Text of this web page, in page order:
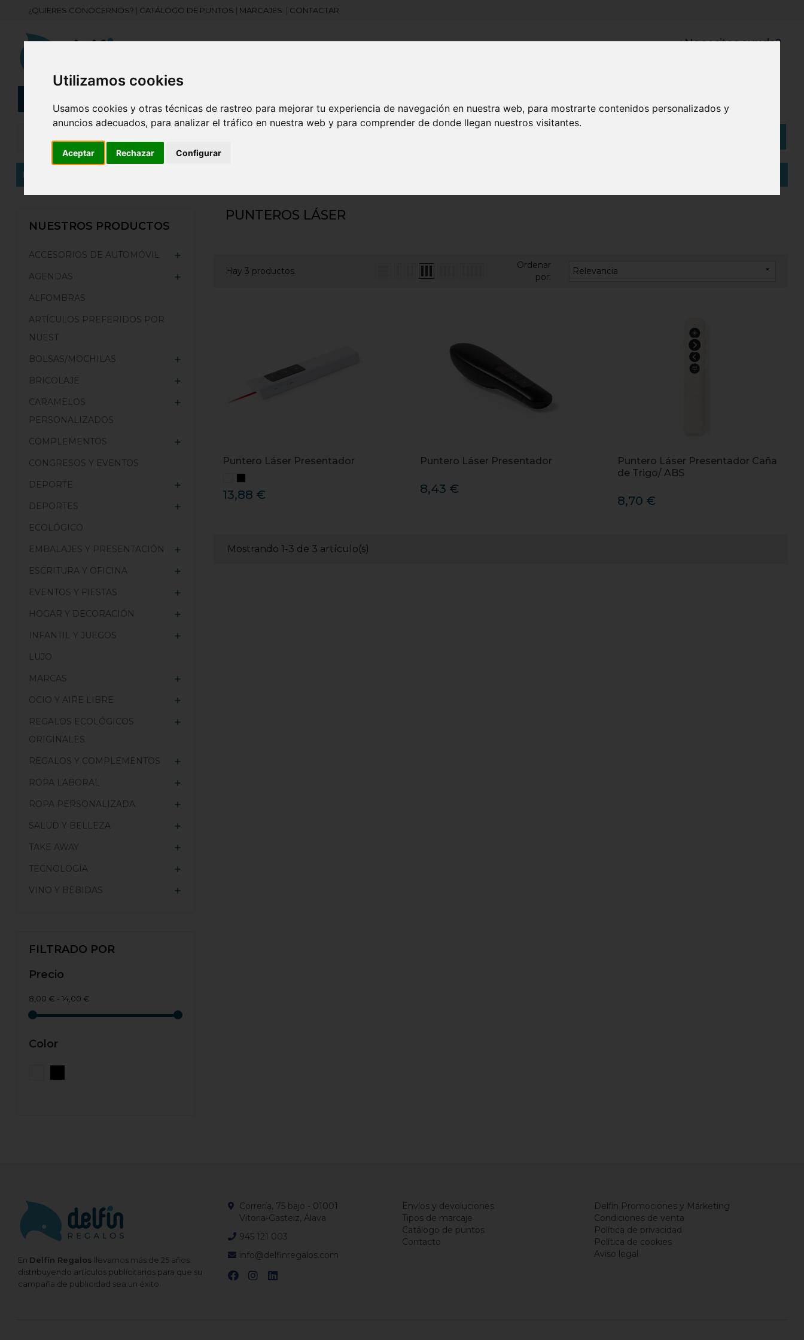
Utilizamos cookies
Usamos cookies y otras técnicas de rastreo para mejorar tu experiencia de navegación en nuestra web, para mostrarte contenidos personalizados y
anuncios adecuados, para analizar el tráfico en nuestra web y para comprender de donde llegan nuestros visitantes.
Aceptar Rechazar Configurar
¿QUIERES CONOCERNOS? CATÁLOGO DE PUNTOS MARCAJES CONTACTAR
¿Necesitas ayuda?
Inicio
NUESTROS PRODUCTOS
ACCESORIOS DE AUTOMÓVIL 
AGENDAS 
ALFOMBRAS
ARTÍCULOS PREFERIDOS POR
NUEST
BOLSAS/MOCHILAS

BRICOLAJE 
CARAMELOS
PERSONALIZADOS

COMPLEMENTOS 
CONGRESOS Y EVENTOS
DEPORTE

DEPORTES 
ECOLÓGICO
EMBALAJES Y PRESENTACIÓN

ESCRITURA Y OFICINA 
EVENTOS Y FIESTAS 
HOGAR Y DECORACIÓN 
INFANTIL Y JUEGOS 
LUJO
MARCAS

OCIO Y AIRE LIBRE 
REGALOS ECOLÓGICOS
ORIGINALES

REGALOS Y COMPLEMENTOS 
ROPA LABORAL 
ROPA PERSONALIZADA 
SALUD Y BELLEZA 
TAKE AWAY 
TECNOLOGÍA 
VINO Y BEBIDAS 
FILTRADO POR
Precio
8,00 € - 14,00 €
Color
PUNTEROS LÁSER
Hay 3 productos.
Ordenar
por:
Relevancia 
Puntero Láser Presentador
13,88 €
Puntero Láser Presentador
8,43 €
Puntero Láser Presentador Caña
de Trigo/ ABS
8,70 €
Mostrando 1-3 de 3 artículo(s)
En Delfín Regalos llevamos más de 25 años
distribuyendo artículos publicitarios para que su
campaña de publicidad sea un éxito.
Correría, 75 bajo - 01001
Vitoria-Gasteiz, Álava
945 121 003
info@delfinregalos.com
Envíos y devoluciones
Tipos de marcaje
Catálogo de puntos
Contacto
Delfín Promociones y Márketing
Condiciones de venta
Política de privacidad
Política de cookies
Aviso legal